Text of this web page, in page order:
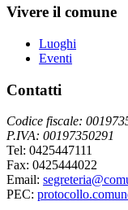
Vivere il comune
Luoghi
Eventi
Contatti
Codice fiscale:
P.IVA: 00197350291
Tel: 0425447111
Fax: 0425444022
Email:
PEC: